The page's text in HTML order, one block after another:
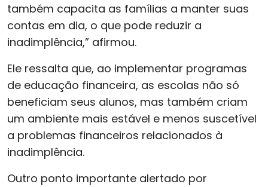
também capacita as famílias a manter suas
contas em dia, o que pode reduzir a
inadimplência,” afirmou.
Ele ressalta que, ao implementar programas
de educação financeira, as escolas não só
beneficiam seus alunos, mas também criam
um ambiente mais estável e menos suscetível
a problemas financeiros relacionados à
inadimplência.
Outro ponto importante alertado por